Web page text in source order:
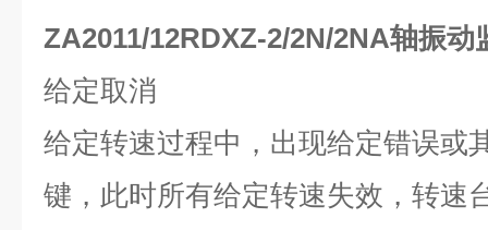
ZA2011/12RDXZ-2/2N/2NA轴振动
给定取消
给定转速过程中，出现给定错误或
键，此时所有给定转速失效，转速